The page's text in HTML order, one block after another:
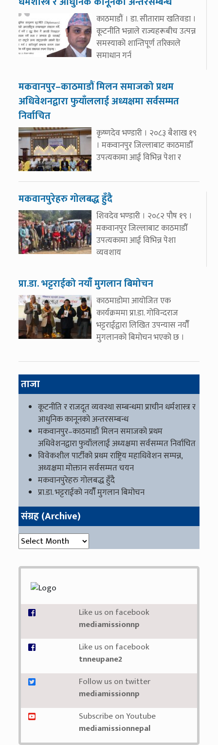
काठमाडौं । डा. सीताराम खतिवडा ।
कूटनीति भन्नाले राज्यहरूबीच उत्पन्न
समस्याको शान्तिपूर्ण तरिकाले
समाधान गर्न
मकवानपुर–काठमाडौं मिलन समाजको प्रथम
अधिवेशनद्वारा फुयाँललाई अध्यक्षमा सर्वसम्मत
निर्वाचित
कृष्णदेव भण्डारी । २०८३ बैशाख १९
। मकवानपुर जिल्लाबाट काठमाडौँ
उपत्यकामा आई विभिन्न पेशा र
मकवानपुरेहरु गोलबद्ध हुँदै
शिवदेव भण्डारी । २०८२ पौष १९ ।
मकवानपुर जिल्लाबाट काठमाडौँ
उपत्यकामा आई विभिन्न पेशा
व्यवशाय
प्रा.डा. भट्टराईको नयाँँ मुगलान बिमोचन
काठमाडोमा आयोजित एक
कार्यक्रममा प्रा.डा. गोविन्दराज
भट्टराईद्वारा लिखित उपन्यास नयाँँ
मुगलानको बिमोचन भएको छ ।
ताजा
कूटनीति र राजदूत व्यवस्था सम्बन्धमा प्राचीन धर्मशास्त्र र
आधुनिक कानूनको अन्तरसम्बन्ध
मकवानपुर–काठमाडौं मिलन समाजको प्रथम
अधिवेशनद्वारा फुयाँललाई अध्यक्षमा सर्वसम्मत निर्वाचित
विवेकशील पार्टीको प्रथम राष्ट्रिय महाधिवेशन सम्पन्न,
अध्यक्षमा मोक्तान सर्वसम्मत चयन
मकवानपुरेहरु गोलबद्ध हुँदै
प्रा.डा. भट्टराईको नयाँँ मुगलान बिमोचन
संग्रह (Archive)
संग्रह (Archive)
Like us on facebook
mediamissionnp
Like us on facebook
tnneupane2
Follow us on twitter
mediamissionnp
Subscribe on Youtube
mediamissionnepal